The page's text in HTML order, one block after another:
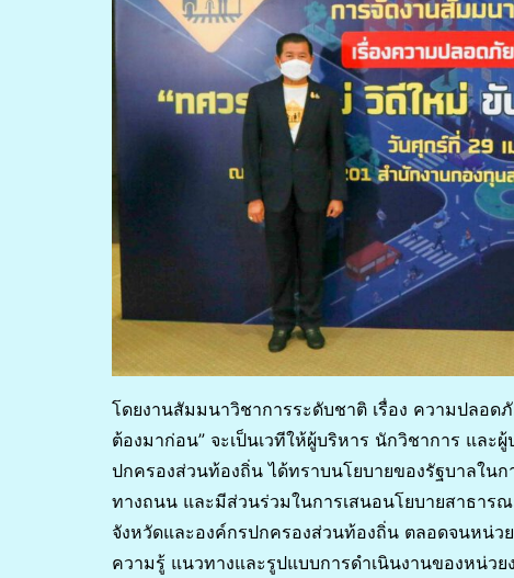
โดยงานสัมมนาวิชาการระดับชาติ เรื่อง ความปลอ
ต้องมาก่อน” จะเป็นเวทีให้ผู้บริหาร นักวิชาการ แล
ปกครองส่วนท้องถิ่น ได้ทราบนโยบายของรัฐบาลใน
ทางถนน และมีส่วนร่วมในการเสนอนโยบายสาธาร
จังหวัดและองค์กรปกครองส่วนท้องถิ่น ตลอดจนหน่
ความรู้ แนวทางและรูปแบบการดำเนินงานของหน่ว